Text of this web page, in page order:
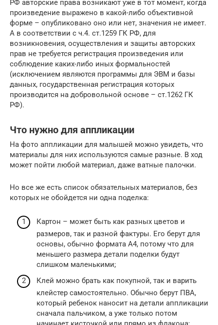
РФ авторские права возникают уже в тот момент, когда
произведение выражено в какой-либо объективной
форме – опубликовано оно или нет, значения не имеет.
А в соответствии с ч.4. ст.1259 ГК РФ, для
возникновения, осуществления и защиты авторских
прав не требуется регистрация произведения или
соблюдение каких-либо иных формальностей
(исключением являются программы для ЭВМ и базы
данных, государственная регистрация которых
производится на добровольной основе – ст.1262 ГК
РФ).
Что нужно для аппликации
На фото аппликации для малышей можно увидеть, что
материалы для них используются самые разные. В ход
может пойти любой материал, даже ватные палочки.
Но все же есть список обязательных материалов, без
которых не обойдется ни одна поделка:
Картон – может быть как разных цветов и
размеров, так и разной фактуры. Его берут для
основы, обычно формата А4, потому что для
меньшего размера детали поделки будут
слишком маленькими;
Клей можно брать как покупной, так и варить
клейстер самостоятельно. Обычно берут ПВА,
который ребенок наносит на детали аппликации
сначала пальчиком, а уже только потом